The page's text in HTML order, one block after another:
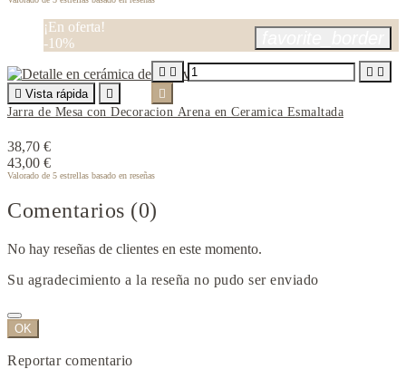
¡En oferta!
-10%
 Vista rápida

Jarra de Mesa con Decoracion Arena en Ceramica Esmaltada
38,70 €
43,00 €
Valorado de 5 estrellas basado en reseñas
   

Comentarios (0)
No hay reseñas de clientes en este momento.
Su agradecimiento a la reseña no pudo ser enviado
OK
Reportar comentario